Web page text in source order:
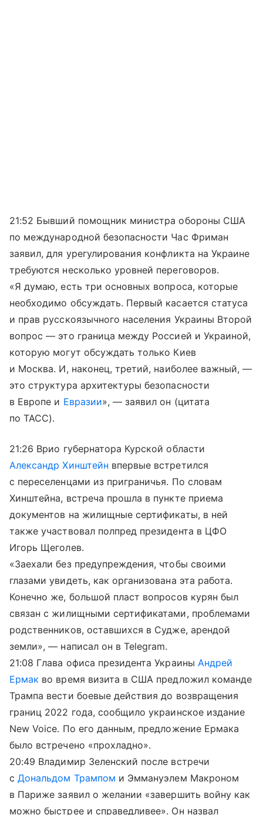
21:52 Бывший помощник министра обороны США
по международной безопасности Час Фриман
заявил, для урегулирования конфликта на Украине
требуются несколько уровней переговоров.
«Я думаю, есть три основных вопроса, которые
необходимо обсуждать. Первый касается статуса
и прав русскоязычного населения Украины Второй
вопрос — это граница между Россией и Украиной,
которую могут обсуждать только Киев
и Москва. И, наконец, третий, наиболее важный, —
это структура архитектуры безопасности
в Европе и Евразии», — заявил он (цитата
по ТАСС).
21:26 Врио губернатора Курской области
Александр Хинштейн впервые встретился
с переселенцами из приграничья. По словам
Хинштейна, встреча прошла в пункте приема
документов на жилищные сертификаты, в ней
также участвовал полпред президента в ЦФО
Игорь Щеголев.
«Заехали без предупреждения, чтобы своими
глазами увидеть, как организована эта работа.
Конечно же, большой пласт вопросов курян был
связан с жилищными сертификатами, проблемами
родственников, оставшихся в Судже, арендой
земли», — написал он в Telegram.
21:08 Глава офиса президента Украины Андрей
Ермак во время визита в США предложил команде
Трампа вести боевые действия до возвращения
границ 2022 года, сообщило украинское издание
New Voice. По его данным, предложение Ермака
было встречено «прохладно».
20:49 Владимир Зеленский после встречи
сДональдом Трампом и Эммануэлем Макроном
в Париже заявил о желании «завершить войну как
можно быстрее и справедливее». Он назвал